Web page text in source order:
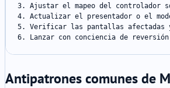
3. Ajustar el mapeo del controlador
4. Actualizar el presentador o el
5. Verificar las pantallas afectadas
6. Lanzar con conciencia de
Antipatrones comunes de